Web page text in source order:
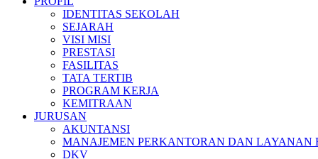
IDENTITAS SEKOLAH
SEJARAH
VISI MISI
PRESTASI
FASILITAS
TATA TERTIB
PROGRAM KERJA
KEMITRAAN
JURUSAN
AKUNTANSI
MANAJEMEN PERKANTORAN DAN LAYANAN
DKV